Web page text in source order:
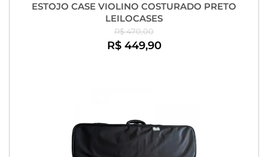
ESTOJO CASE VIOLINO COSTURADO PRETO
LEILOCASES
R$ 470,00
R$ 449,90